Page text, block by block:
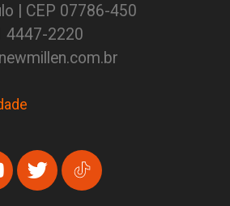
| CEP 07786-450
4447-2220